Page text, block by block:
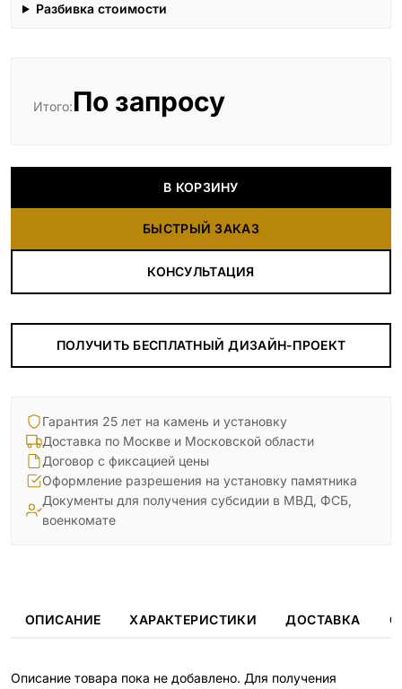
Разбивка стоимости
Итого:По запросу
В КОРЗИНУ
БЫСТРЫЙ ЗАКАЗ
КОНСУЛЬТАЦИЯ
ПОЛУЧИТЬ БЕСПЛАТНЫЙ ДИЗАЙН-ПРОЕКТ
Гарантия 25 лет на камень и установку
Доставка по Москве и Московской области
Договор с фиксацией цены
Оформление разрешения на установку памятника
Документы для получения субсидии в МВД, ФСБ,
военкомате
ОПИСАНИЕ ХАРАКТЕРИСТИКИ ДОСТАВКА
Описание товара пока не добавлено. Для получения